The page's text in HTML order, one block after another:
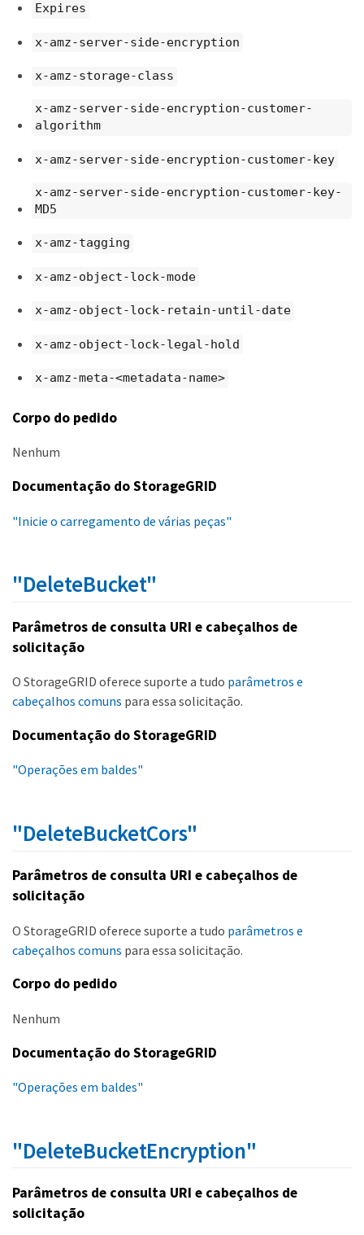
Expires
x-amz-server-side-encryption
x-amz-storage-class
x-amz-server-side-encryption-customer-
algorithm
x-amz-server-side-encryption-customer-key
x-amz-server-side-encryption-customer-key-
MD5
x-amz-tagging
x-amz-object-lock-mode
x-amz-object-lock-retain-until-date
x-amz-object-lock-legal-hold
x-amz-meta-<metadata-name>
Corpo do pedido
Nenhum
Documentação do StorageGRID
"Inicie o carregamento de várias peças"
"DeleteBucket"
Parâmetros de consulta URI e cabeçalhos de
solicitação
O StorageGRID oferece suporte a tudo parâmetros e
cabeçalhos comuns para essa solicitação.
Documentação do StorageGRID
"Operações em baldes"
"DeleteBucketCors"
Parâmetros de consulta URI e cabeçalhos de
solicitação
O StorageGRID oferece suporte a tudo parâmetros e
cabeçalhos comuns para essa solicitação.
Corpo do pedido
Nenhum
Documentação do StorageGRID
"Operações em baldes"
"DeleteBucketEncryption"
Parâmetros de consulta URI e cabeçalhos de
solicitação